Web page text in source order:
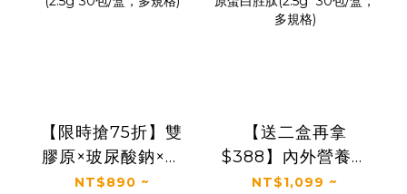
【限時搶75折】雙
膠原×玻尿酸鈉×益
生菌 配方升級｜
NT$890 ~
【送二盒再拿
$388】內外營養補
給｜最有感的膠原
NT$1,099 ~